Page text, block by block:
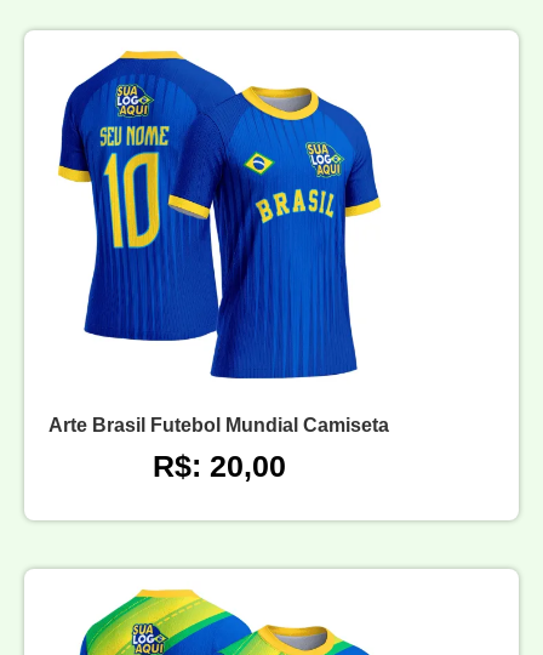
Arte Brasil Futebol Mundial Camiseta
R$: 20,00